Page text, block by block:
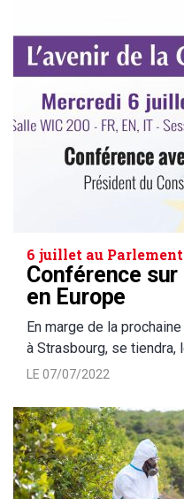
6 juillet au
Conférence sur
en Europe
En marge de la
à Strasbourg, se tiendra,
LE 07/07/2022